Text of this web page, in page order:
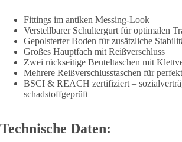
Fittings im antiken Messing-Look
Verstellbarer Schultergurt für optimalen
Gepolsterter Boden für zusätzliche
Großes Hauptfach mit Reißverschluss
Zwei rückseitige Beuteltaschen mit
Mehrere Reißverschlusstaschen für
BSCI & REACH zertifiziert –
schadstoffgeprüft
Technische Daten: